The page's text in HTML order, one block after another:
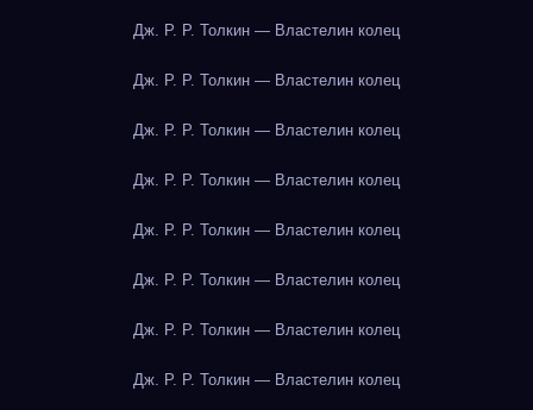
Дж. Р. Р. Толкин — Властелин колец
Дж. Р. Р. Толкин — Властелин колец
Дж. Р. Р. Толкин — Властелин колец
Дж. Р. Р. Толкин — Властелин колец
Дж. Р. Р. Толкин — Властелин колец
Дж. Р. Р. Толкин — Властелин колец
Дж. Р. Р. Толкин — Властелин колец
Дж. Р. Р. Толкин — Властелин колец